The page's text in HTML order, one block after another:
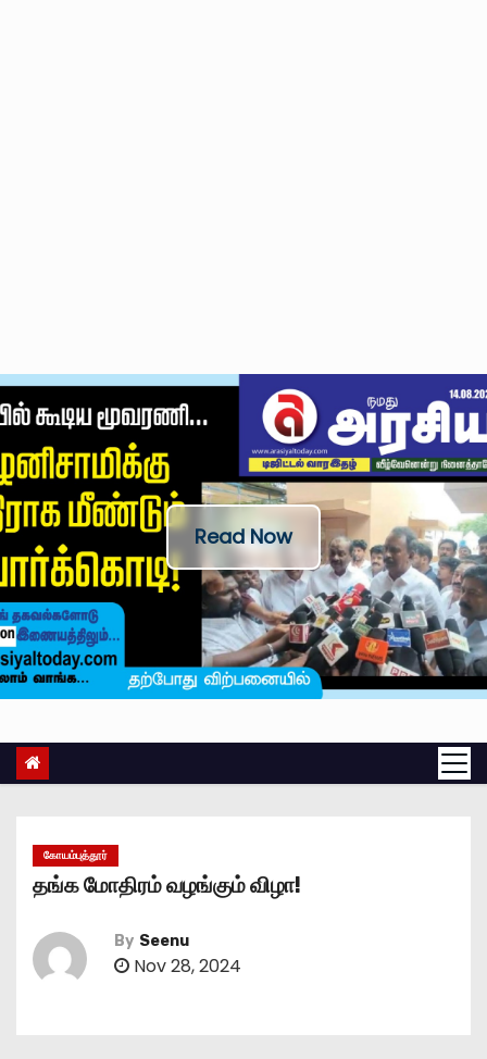
Read Now
கோயம்புத்தூர்
தங்க மோதிரம் வழங்கும் விழா!
By Seenu
Nov 28, 2024